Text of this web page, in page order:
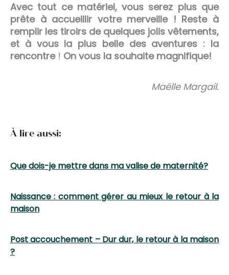
Avec tout ce matériel, vous serez plus que
prête à accueillir votre merveille ! Reste à
remplir les tiroirs de quelques jolis vêtements,
et à vous la plus belle des aventures : la
rencontre ! On vous la souhaite magnifique!
Maëlle Margail.
À lire aussi:
Que dois-je mettre dans ma valise de maternité?
Naissance : comment gérer au mieux le retour à la
maison
Post accouchement – Dur dur, le retour à la maison
?